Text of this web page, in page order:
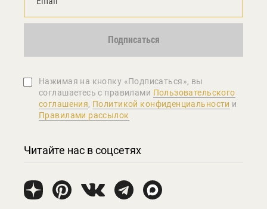
Подписаться
Нажимая на кнопку «Подписаться», вы
соглашаетеcь с правилами Пользовательского
соглашения, Политикой конфиденциальности и
Правилами рассылок
Читайте нас в соцсетях